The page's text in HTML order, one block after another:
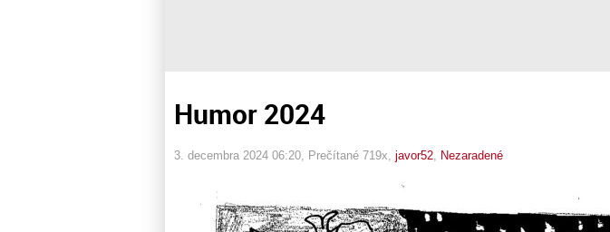
Humor 2024
3. decembra 2024 06:20 , Prečítané 719x, javor52 Nezaradené